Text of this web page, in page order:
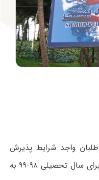
واجد شرایط پذیرش
کارشناسی ارشد استعداد درخشان، برای سال تحصیلی ۹۸-۹۹ به